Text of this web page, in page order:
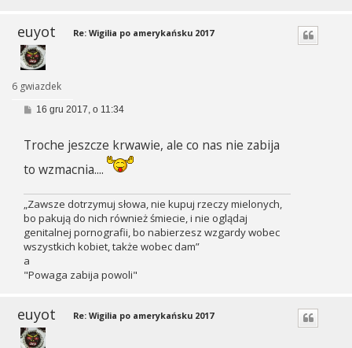
euyot
6 gwiazdek
Re: Wigilia po amerykańsku 2017
P
t
16 gru 2017, o 11:34
Troche jeszcze krwawie, ale co nas nie zabija
to wzmacnia....
„Zawsze dotrzymuj słowa, nie kupuj rzeczy mielonych,
bo pakują do nich również śmiecie, i nie oglądaj
genitalnej pornografii, bo nabierzesz wzgardy wobec
wszystkich kobiet, także wobec dam”
a
"Powaga zabija powoli"
euyot Re: Wigilia po amerykańsku 2017